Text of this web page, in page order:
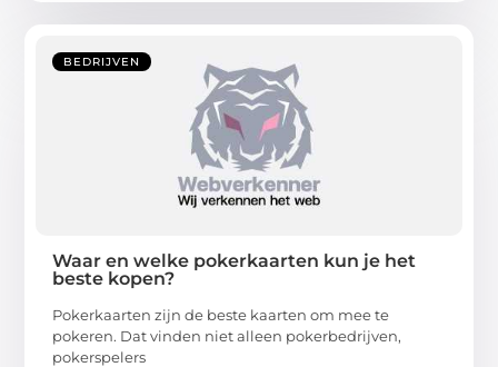
BEDRIJVEN
Waar en welke pokerkaarten kun je het
beste kopen?
Pokerkaarten zijn de beste kaarten om mee te
pokeren. Dat vinden niet alleen pokerbedrijven,
pokerspelers